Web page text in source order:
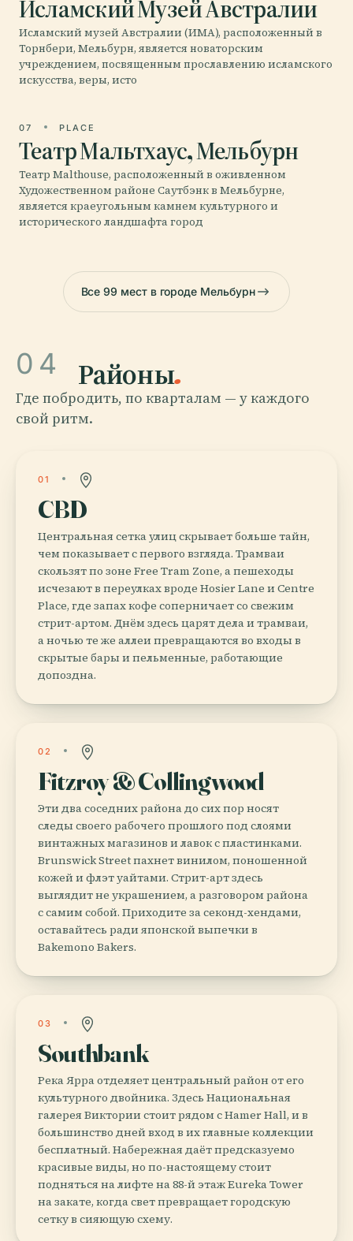
Исламский Музей Австралии
Исламский музей Австралии (ИМА), расположенный в
Торнбери, Мельбурн, является новаторским
учреждением, посвященным прославлению исламского
искусства, веры, исто
07 PLACE
Театр Мальтхаус, Мельбурн
Театр Malthouse, расположенный в оживленном
Художественном районе Саутбэнк в Мельбурне,
является краеугольным камнем культурного и
исторического ландшафта город
Все 99 мест в городе Мельбурн
04 Районы.
Где побродить, по кварталам — у каждого
свой ритм.
01
CBD
Центральная сетка улиц скрывает больше тайн,
чем показывает с первого взгляда. Трамваи
скользят по зоне Free Tram Zone, а пешеходы
исчезают в переулках вроде Hosier Lane и Centre
Place, где запах кофе соперничает со свежим
стрит-артом. Днём здесь царят дела и трамваи,
а ночью те же аллеи превращаются во входы в
скрытые бары и пельменные, работающие
допоздна.
02
Fitzroy & Collingwood
Эти два соседних района до сих пор носят
следы своего рабочего прошлого под слоями
винтажных магазинов и лавок с пластинками.
Brunswick Street пахнет винилом, поношенной
кожей и флэт уайтами. Стрит-арт здесь
выглядит не украшением, а разговором района
с самим собой. Приходите за секонд-хендами,
оставайтесь ради японской выпечки в
Bakemono Bakers.
03
Southbank
Река Ярра отделяет центральный район от его
культурного двойника. Здесь Национальная
галерея Виктории стоит рядом с Hamer Hall, и в
большинство дней вход в их главные коллекции
бесплатный. Набережная даёт предсказуемо
красивые виды, но по-настоящему стоит
подняться на лифте на 88-й этаж Eureka Tower
на закате, когда свет превращает городскую
сетку в сияющую схему.